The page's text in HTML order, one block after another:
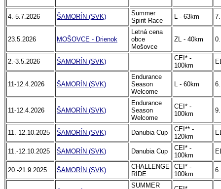
4.-5.7.2026 ŠAMORÍN (SVK)
Summer
Spirit Race
L - 63km 7.
23.5.2026 MOŠOVCE - Drienok
Letná cena
obce
Mošovce
ZL - 40km 0.
2.-3.5.2026 ŠAMORÍN (SVK)
CEI* -
100km
11-12.4.2026 ŠAMORÍN (SVK)
Endurance
Season
Welcome
L - 60km 6.
11-12.4.2026 ŠAMORÍN (SVK)
Endurance
Season
Welcome
CEI* -
100km
9.
11.-12.10.2025 ŠAMORÍN (SVK) Danubia Cup
CEI** -
120km
11.-12.10.2025 ŠAMORÍN (SVK) Danubia Cup
CEI* -
100km
20.-21.9.2025 ŠAMORÍN (SVK)
CHALLENGE
RIDE
CEI* -
100km
6.
SUMMER